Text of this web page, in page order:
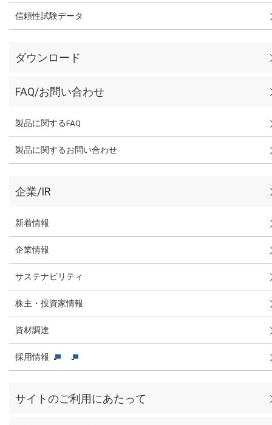
信頼性試験データ
ダウンロード
FAQ/お問い合わせ
製品に関するFAQ
製品に関するお問い合わせ
企業/IR
新着情報
企業情報
サステナビリティ
株主・投資家情報
資材調達
採用情報
サイトのご利用にあたって